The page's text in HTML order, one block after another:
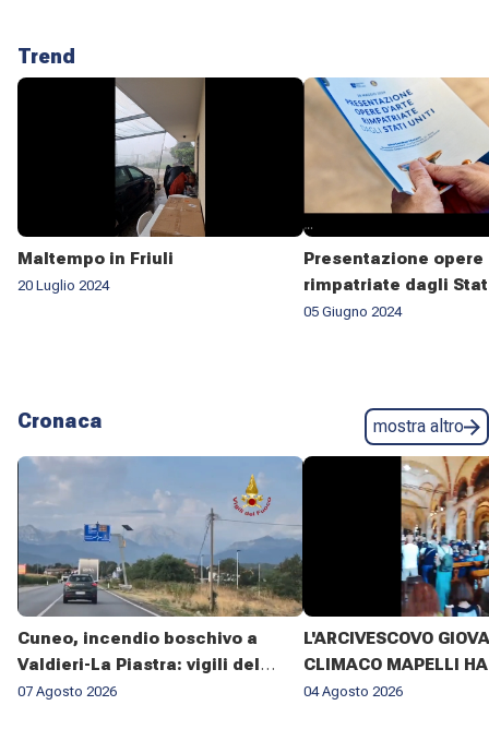
Trend
Maltempo in Friuli
20 Luglio 2024
Presentazione
rimpatriate dagli
05 Giugno 2024
Cronaca mostra altro
Cuneo, incendio boschivo a
Valdieri-La Piastra: vigili del
fuoco al lavoro da sette giorni
07 Agosto 2026
L'ARCIVESCOVO
CLIMACO MAPELLI HA
PRESENZIATO AL
04 Agosto 2026